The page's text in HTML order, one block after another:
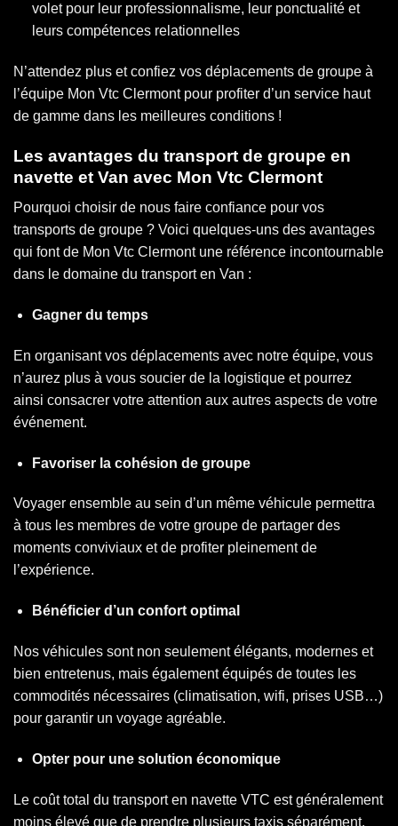
volet pour leur professionnalisme, leur ponctualité et
leurs compétences relationnelles
N’attendez plus et confiez vos déplacements de groupe à
l’équipe Mon Vtc Clermont pour profiter d’un service haut
de gamme dans les meilleures conditions !
Les avantages du transport de groupe en
navette et Van avec Mon Vtc Clermont
Pourquoi choisir de nous faire confiance pour vos
transports de groupe ? Voici quelques-uns des avantages
qui font de Mon Vtc Clermont une référence incontournable
dans le domaine du transport en Van :
Gagner du temps
En organisant vos déplacements avec notre équipe, vous
n’aurez plus à vous soucier de la logistique et pourrez
ainsi consacrer votre attention aux autres aspects de votre
événement.
Favoriser la cohésion de groupe
Voyager ensemble au sein d’un même véhicule permettra
à tous les membres de votre groupe de partager des
moments conviviaux et de profiter pleinement de
l’expérience.
Bénéficier d’un confort optimal
Nos véhicules sont non seulement élégants, modernes et
bien entretenus, mais également équipés de toutes les
commodités nécessaires (climatisation, wifi, prises USB…)
pour garantir un voyage agréable.
Opter pour une solution économique
Le coût total du transport en navette VTC est généralement
moins élevé que de prendre plusieurs taxis séparément.